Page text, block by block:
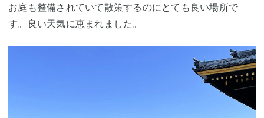
お庭も整備されていて散策するのにとても良い場所で
す。良い天気に恵まれました。